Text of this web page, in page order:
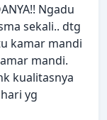
Ngadu
sekali.. dtg
kamar mandi
mandi.
kualitasnya
yg